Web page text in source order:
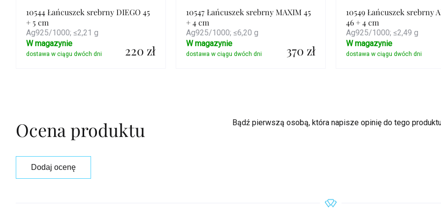
10544 Łańcuszek srebrny DIEGO 45
+ 5 cm
Ag925/1000; ≤2,21 g
220 zł
W magazynie
10547 Łańcuszek srebrny MAXIM 45
+ 4 cm
Ag925/1000; ≤6,20 g
370 zł
W magazynie
10549 Łańcuszek srebrny
46 + 4 cm
Ag925/1000; ≤2,49 g
W magazynie
Ocena produktu Bądź pierwszą osobą, która napisze opinię do tego
Dodaj ocenę